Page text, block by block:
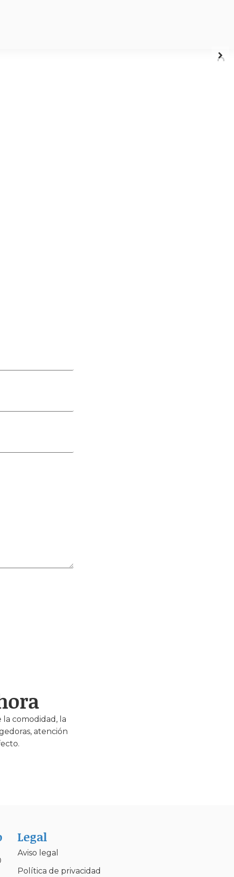
comodidad, la
atención
Legal
Aviso legal
Política de privacidad